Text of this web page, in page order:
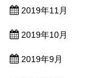
2019年11月
2019年10月
2019年9月